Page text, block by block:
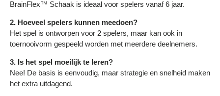
BrainFlex™ Schaak is ideaal voor spelers vanaf 6 jaar.
2. Hoeveel spelers kunnen meedoen?
Het spel is ontworpen voor 2 spelers, maar kan ook in
toernooivorm gespeeld worden met meerdere deelnemers.
3. Is het spel moeilijk te leren?
Nee! De basis is eenvoudig, maar strategie en snelheid maken
het extra uitdagend.